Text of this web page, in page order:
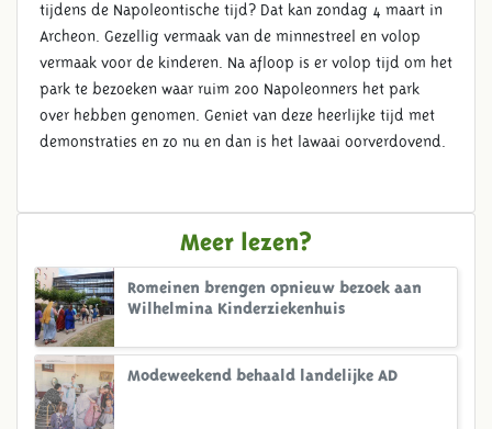
tijdens de Napoleontische tijd? Dat kan zondag 4 maart in
Archeon. Gezellig vermaak van de minnestreel en volop
vermaak voor de kinderen. Na afloop is er volop tijd om het
park te bezoeken waar ruim 200 Napoleonners het park
over hebben genomen. Geniet van deze heerlijke tijd met
demonstraties en zo nu en dan is het lawaai oorverdovend.
Meer lezen?
Romeinen brengen opnieuw bezoek aan
Wilhelmina Kinderziekenhuis
Modeweekend behaald landelijke AD